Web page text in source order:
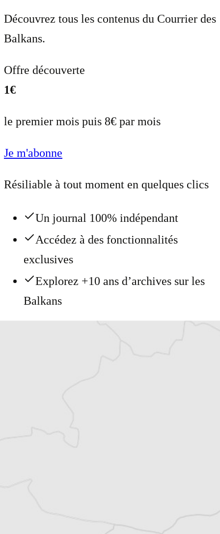
Découvrez tous les contenus du Courrier des
Balkans.
Offre découverte
1€
le premier mois puis 8€ par mois
Je m'abonne
Résiliable à tout moment en quelques clics
Un journal 100% indépendant
Accédez à des fonctionnalités
exclusives
Explorez +10 ans d’archives sur les
Balkans